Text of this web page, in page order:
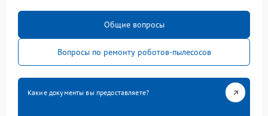
Общие вопросы
Вопросы по ремонту роботов-пылесосов
Какие документы вы предоставляете?